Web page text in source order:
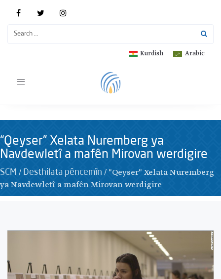
Arabic
Kurdish
Toggle
“Qeyser” Xelata Nuremberg ya
Navdewletî a mafên Mirovan werdigire
SCM / Desthilata pêncemîn / "Qeyser" Xelata Nuremberg
ya Navdewletî a mafên Mirovan werdigire